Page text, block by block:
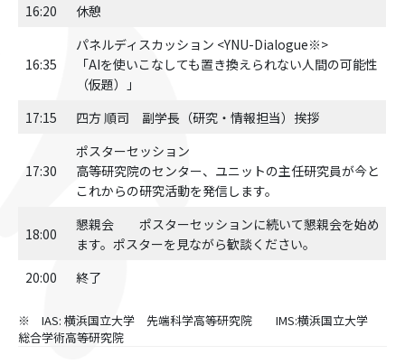
16:20
休憩
16:35
パネルディスカッション <YNU-Dialogue※>
「AIを使いこなしても置き換えられない人間の可能性
（仮題）」
17:15
四方 順司 副学長（研究・情報担当）挨拶
17:30
ポスターセッション
高等研究院のセンター、ユニットの主任研究員が今と
これからの研究活動を発信します。
18:00
懇親会 ポスターセッションに続いて懇親会を始め
ます。ポスターを見ながら歓談ください。
20:00
終了
※ IAS: 横浜国立大学 先端科学高等研究院 IMS:横浜国立大学
総合学術高等研究院